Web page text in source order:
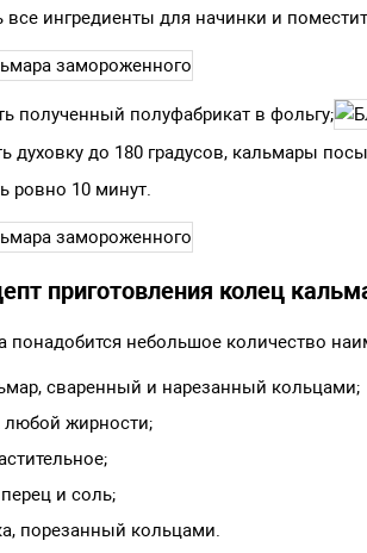
ингредиенты для начинки и
полученный полуфабрикат в фольгу;
духовку до 180 градусов, кальмары
ровно 10 минут.
приготовления колец
понадобится небольшое количество
сваренный и нарезанный кольцами;
любой жирности;
и соль;
порезанный кольцами.